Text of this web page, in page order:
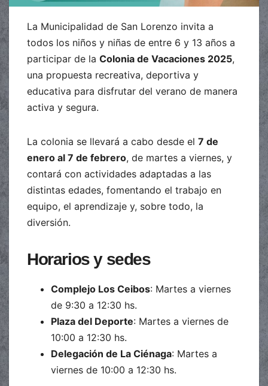
La Municipalidad de San Lorenzo invita a
todos los niños y niñas de entre 6 y 13 años a
participar de la Colonia de Vacaciones 2025,
una propuesta recreativa, deportiva y
educativa para disfrutar del verano de manera
activa y segura.
La colonia se llevará a cabo desde el 7 de
enero al 7 de febrero, de martes a viernes, y
contará con actividades adaptadas a las
distintas edades, fomentando el trabajo en
equipo, el aprendizaje y, sobre todo, la
diversión.
Horarios y sedes
Complejo Los Ceibos: Martes a viernes
de 9:30 a 12:30 hs.
Plaza del Deporte: Martes a viernes de
10:00 a 12:30 hs.
Delegación de La Ciénaga: Martes a
viernes de 10:00 a 12:30 hs.